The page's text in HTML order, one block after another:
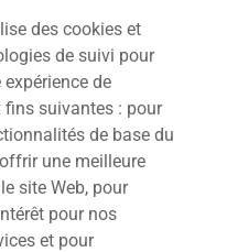
des cookies et
de suivi pour
de
suivantes : pour
de base du
une meilleure
site Web, pour
pour nos
et pour
:
– 18h00
: Fermé